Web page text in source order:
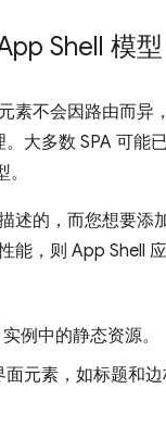
Shell 模型
素不会因路由而异
大多数 SPA 可能
述的，而您想要添
能，则 App Shell 应
实例中的静态资源。
面元素，如标题和